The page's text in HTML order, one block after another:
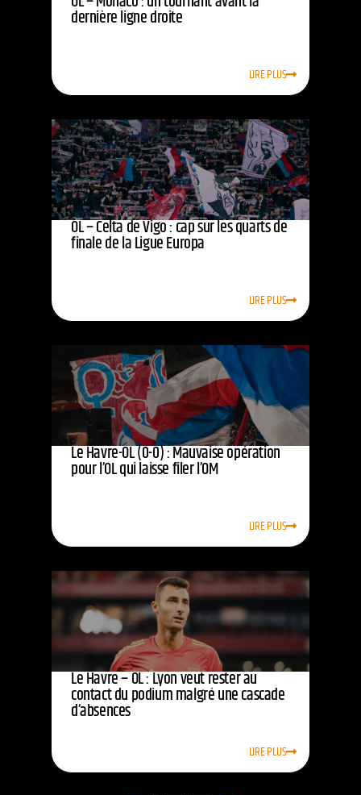
dernière ligne droite
LIRE PLUS
OL – Celta de Vigo : cap sur les quarts de
finale de la Ligue Europa
LIRE PLUS
Le Havre-OL (0-0) : Mauvaise opération
pour l’OL qui laisse filer l’OM
LIRE PLUS
Le Havre – OL : Lyon veut rester au
contact du podium malgré une cascade
d’absences
LIRE PLUS